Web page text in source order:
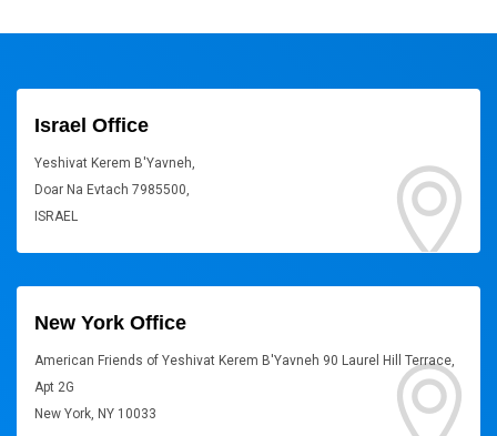
Israel Office
Yeshivat Kerem B'Yavneh,
Doar Na Evtach 7985500,
ISRAEL
New York Office
American Friends of Yeshivat Kerem B'Yavneh 90 Laurel Hill Terrace,
Apt 2G
New York, NY 10033